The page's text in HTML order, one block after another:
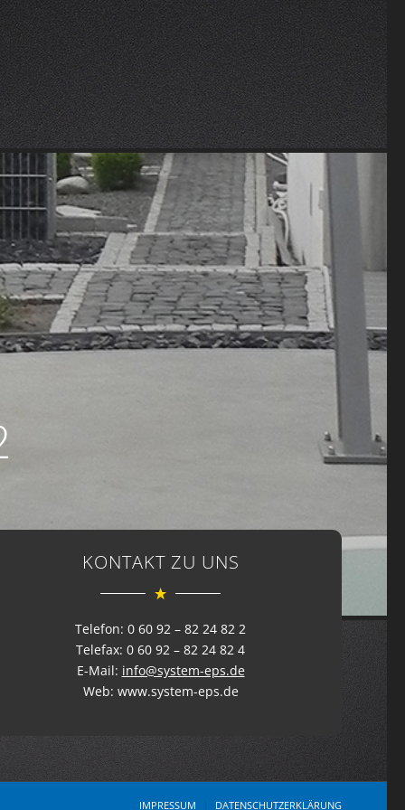
KONTAKT ZU UNS
Telefon: 0 60 92 – 82 24 82 2
Telefax: 0 60 92 – 82 24 82 4
E-Mail: info@system-eps.de
Web: www.system-eps.de
IMPRESSUM DATENSCHUTZERKLÄRUNG